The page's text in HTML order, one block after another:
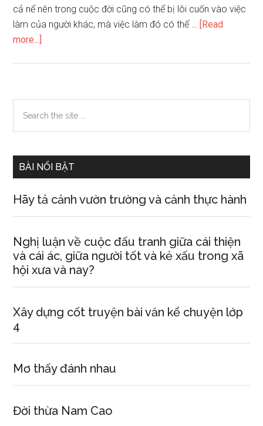
cả nể nên trong cuộc đời cũng có thể bị lôi cuốn vào việc
làm của người khác, mà việc làm đó có thể … [Read
more...]
người
qua
ngày
năm
sinh
người
tuổi
Primary
Sidebar
the
BÀI NỔI BẬT
Hãy tả cảnh vườn trường và cảnh thực hành
Nghị luận về cuộc đấu tranh giữa cái thiện
và cái ác, giữa người tốt và kẻ xấu trong xã
hội xưa và nay?
Xây dựng cốt truyện bài văn kể chuyện lớp
4
Mơ thấy đánh nhau
Đời thừa Nam Cao